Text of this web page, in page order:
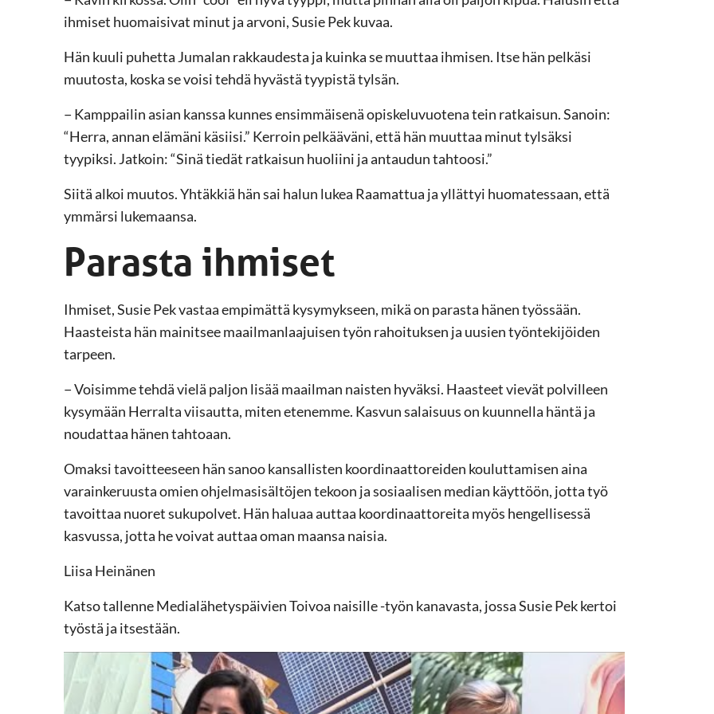
ihmiset huomaisivat minut ja arvoni, Susie Pek kuvaa.
Hän kuuli puhetta Jumalan rakkaudesta ja kuinka se muuttaa ihmisen. Itse hän pelkäsi
muutosta, koska se voisi tehdä hyvästä tyypistä tylsän.
− Kamppailin asian kanssa kunnes ensimmäisenä opiskeluvuotena tein ratkaisun. Sanoin:
“Herra, annan elämäni käsiisi.” Kerroin pelkääväni, että hän muuttaa minut tylsäksi
tyypiksi. Jatkoin: “Sinä tiedät ratkaisun huoliini ja antaudun tahtoosi.”
Siitä alkoi muutos. Yhtäkkiä hän sai halun lukea Raamattua ja yllättyi huomatessaan, että
ymmärsi lukemaansa.
Parasta ihmiset
Ihmiset, Susie Pek vastaa empimättä kysymykseen, mikä on parasta hänen työssään.
Haasteista hän mainitsee maailmanlaajuisen työn rahoituksen ja uusien työntekijöiden
tarpeen.
− Voisimme tehdä vielä paljon lisää maailman naisten hyväksi. Haasteet vievät polvilleen
kysymään Herralta viisautta, miten etenemme. Kasvun salaisuus on kuunnella häntä ja
noudattaa hänen tahtoaan.
Omaksi tavoitteeseen hän sanoo kansallisten koordinaattoreiden kouluttamisen aina
varainkeruusta omien ohjelmasisältöjen tekoon ja sosiaalisen median käyttöön, jotta työ
tavoittaa nuoret sukupolvet. Hän haluaa auttaa koordinaattoreita myös hengellisessä
kasvussa, jotta he voivat auttaa oman maansa naisia.
Liisa Heinänen
Katso tallenne Medialähetyspäivien Toivoa naisille -työn kanavasta, jossa Susie Pek kertoi
työstä ja itsestään.